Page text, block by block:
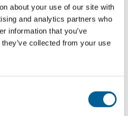
about your use of our site with
and analytics partners who
information that you’ve
collected from your use
cubierto por el
y tiene derecho a una
de la indemnización se
su vuelo. Ésta se divide en
Wings que